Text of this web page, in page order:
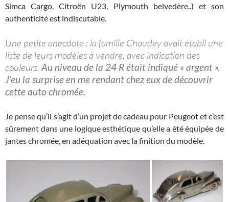
Simca Cargo, Citroën U23, Plymouth belvedère..) et son
authenticité est indiscutable.
Une petite anecdote : la famille Chaudey avait établi une
liste de leurs modèles à vendre, avec indication des
couleurs.Au niveau de la 24 R était indiqué « argent ».
J’eu la surprise en me rendant chez eux de découvrir
cette auto chromée.
Je pense qu’il s’agit d’un projet de cadeau pour Peugeot et c’est
sûrement dans une logique esthétique qu’elle a été équipée de
jantes chromée, en adéquation avec la finition du modèle.